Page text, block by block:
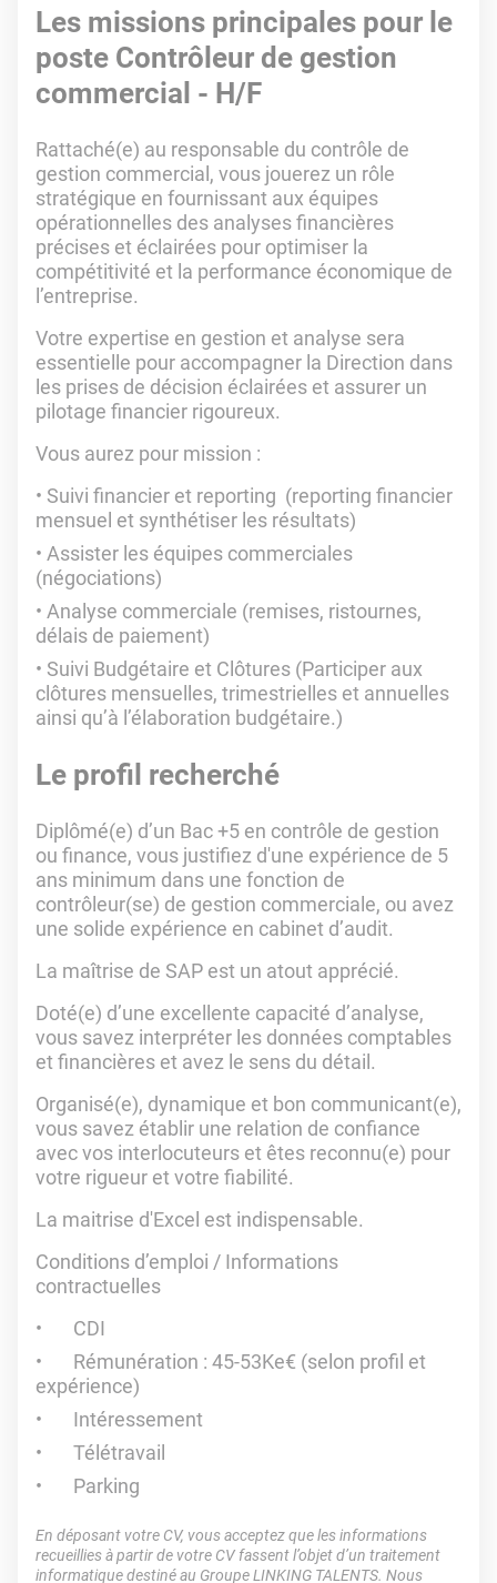
Les missions principales pour le
poste Contrôleur de gestion
commercial - H/F
Rattaché(e) au responsable du contrôle de
gestion commercial, vous jouerez un rôle
stratégique en fournissant aux équipes
opérationnelles des analyses financières
précises et éclairées pour optimiser la
compétitivité et la performance économique de
l’entreprise.
Votre expertise en gestion et analyse sera
essentielle pour accompagner la Direction dans
les prises de décision éclairées et assurer un
pilotage financier rigoureux.
Vous aurez pour mission :
Suivi financier et reporting (reporting financier
mensuel et synthétiser les résultats)
Assister les équipes commerciales
(négociations)
Analyse commerciale (remises, ristournes,
délais de paiement)
Suivi Budgétaire et Clôtures (Participer aux
clôtures mensuelles, trimestrielles et annuelles
ainsi qu’à l’élaboration budgétaire.)
Le profil recherché
Diplômé(e) d’un Bac +5 en contrôle de gestion
ou finance, vous justifiez d'une expérience de 5
ans minimum dans une fonction de
contrôleur(se) de gestion commerciale, ou avez
une solide expérience en cabinet d’audit.
La maîtrise de SAP est un atout apprécié.
Doté(e) d’une excellente capacité d’analyse,
vous savez interpréter les données comptables
et financières et avez le sens du détail.
Organisé(e), dynamique et bon communicant(e),
vous savez établir une relation de confiance
avec vos interlocuteurs et êtes reconnu(e) pour
votre rigueur et votre fiabilité.
La maitrise d'Excel est indispensable.
Conditions d’emploi / Informations
contractuelles
CDI
Rémunération : 45-53Ke€ (selon profil et
expérience)
Intéressement
Télétravail
Parking
En déposant votre CV, vous acceptez que les informations
recueillies à partir de votre CV fassent l’objet d’un traitement
informatique destiné au Groupe LINKING TALENTS. Nous